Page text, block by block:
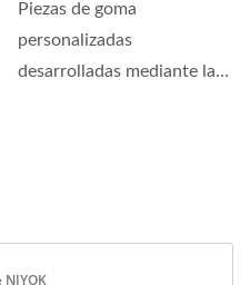
Piezas de goma
personalizadas
desarrolladas mediante la